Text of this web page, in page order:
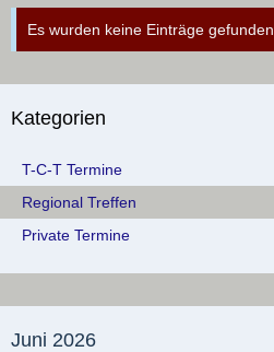
Es wurden keine Einträge gefunden.
Kategorien
T-C-T Termine
Regional Treffen
Private Termine
Juni 2026